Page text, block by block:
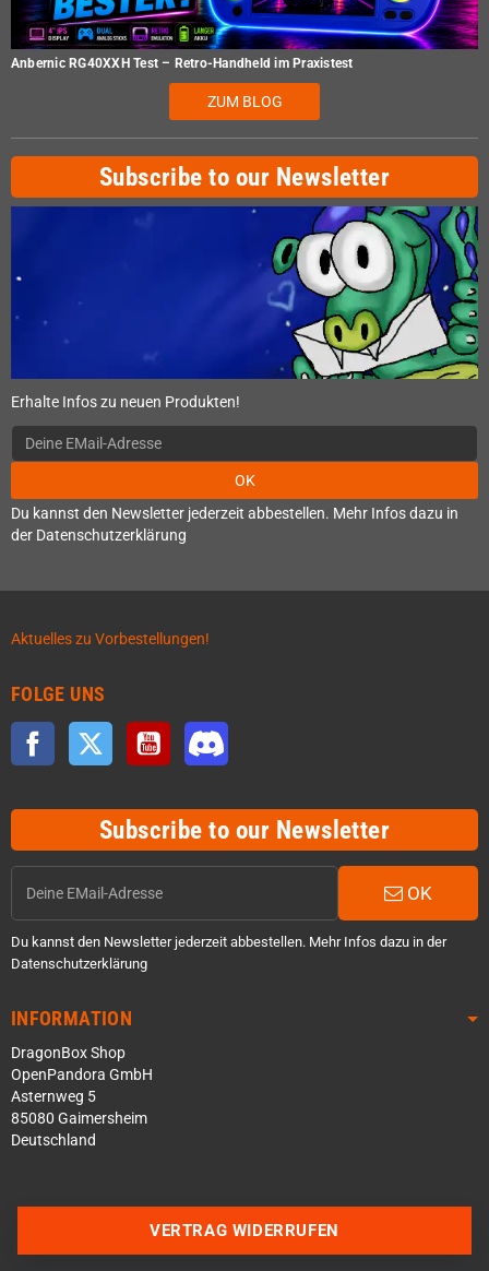
Anbernic RG40XXH Test – Retro-Handheld im Praxistest
ZUM BLOG
Subscribe to our Newsletter
Erhalte Infos zu neuen Produkten!
OK
Du kannst den Newsletter jederzeit abbestellen. Mehr Infos dazu in
der Datenschutzerklärung
Aktuelles zu Vorbestellungen!
FOLGE UNS
Facebook Twitter YouTube
Subscribe to our Newsletter
OK
Du kannst den Newsletter jederzeit abbestellen. Mehr Infos dazu in der
Datenschutzerklärung
INFORMATION
DragonBox Shop
OpenPandora GmbH
Asternweg 5
85080 Gaimersheim
Deutschland
VERTRAG WIDERRUFEN